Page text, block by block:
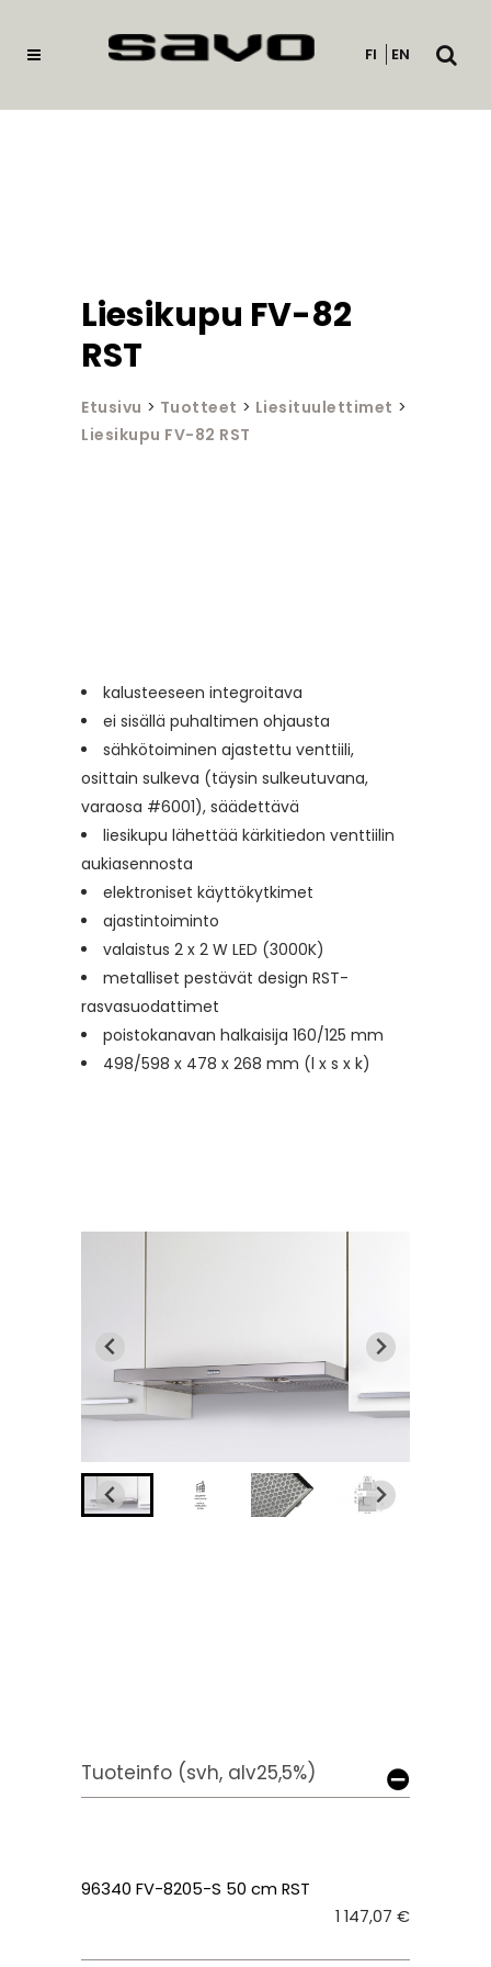
FI EN
Avaa
Liesikupu FV-82
RST
Etusivu > Tuotteet > Liesituulettimet >
Liesikupu FV-82 RST
kalusteeseen integroitava
ei sisällä puhaltimen ohjausta
sähkötoiminen ajastettu venttiili,
osittain sulkeva (täysin sulkeutuvana,
varaosa #6001), säädettävä
liesikupu lähettää kärkitiedon venttiilin
aukiasennosta
elektroniset käyttökytkimet
ajastintoiminto
valaistus 2 x 2 W LED (3000K)
metalliset pestävät design RST-
rasvasuodattimet
poistokanavan halkaisija 160/125 mm
498/598 x 478 x 268 mm (l x s x k)
Tuoteinfo (svh, alv25,5%)
96340 FV-8205-S 50 cm RST
1 147,07 €